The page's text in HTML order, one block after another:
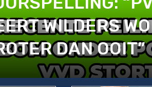
WILDERS
DAN OOIT”